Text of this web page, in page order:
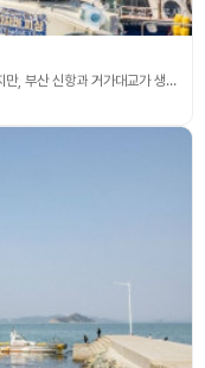
부산 가덕도는 2010년 이전에는 배를 타고 들어가야 했지만, 부산 신항과 거가대교가 생기면서 자동차로 오갈 수 있다. 가덕도에 위치한 천성항 방파제 등대는 부산광역시의 기념물인 천성진성의 망루를 형상화한 조형 등대로, 일명 ‘망루등대’라고 불린다. 국가 어항인 천성항을 드나드는 선박의 안전 항해를 위해 등대 불빛을 밝히고 있다. 방파제 곳곳에 천성항을 상징하는 다양한 조형 작품이 설치되어 있는데, 주로 갈매기를 귀엽게 형상화했다. 천성항의 명물 ‘갈매